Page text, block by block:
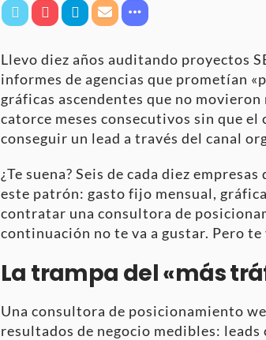
Llevo diez años auditando proyectos
informes de agencias que prometían
gráficas ascendentes que no
catorce meses consecutivos sin que
conseguir un lead a través del canal
¿Te suena? Seis de cada diez
este patrón: gasto fijo mensual,
contratar una consultora de
continuación no te va a gustar. Pero
La trampa del «más
Una consultora de posicionamiento
resultados de negocio medibles: